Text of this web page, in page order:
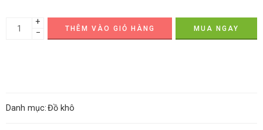
+
−
THÊM VÀO GIỎ HÀNG MUA NGAY
Danh mục:Đồ khô